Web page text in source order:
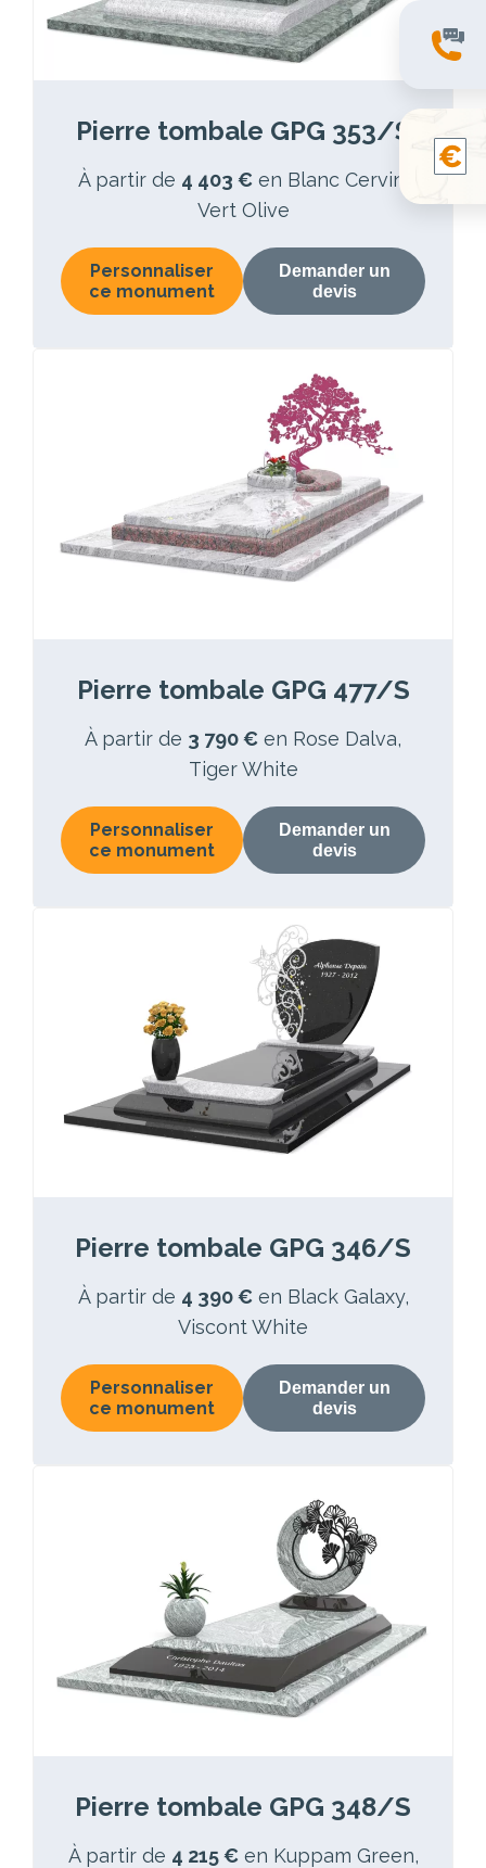
Pierre tombale GPG 353/S
À partir de 4 403 € en Blanc Cervin,
Vert Olive
Personnaliser
ce monument
Demander un
devis
Pierre tombale GPG 477/S
À partir de 3 790 € en Rose Dalva,
Tiger White
Personnaliser
ce monument
Demander un
devis
Pierre tombale GPG 346/S
À partir de 4 390 € en Black Galaxy,
Viscont White
Personnaliser
ce monument
Demander un
devis
Pierre tombale GPG 348/S
À partir de 4 215 € en Kuppam Green,